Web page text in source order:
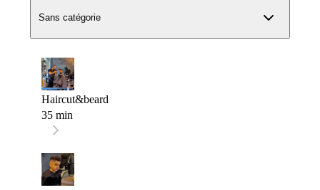
Sans catégorie
Haircut&beard
35 min